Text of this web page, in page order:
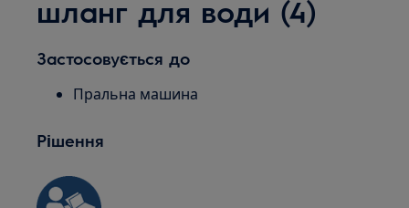
шланг для води (4)
Застосовується до
Пральна машина
Рішення